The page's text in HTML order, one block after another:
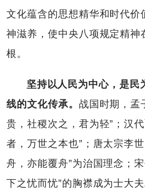
文化蕴含的思想精华和时代价
神滋养，使中央八项规定精神
根。
坚持以人民为中心，是民
线的文化传承。 战国时期，孟
贵，社稷次之，君为轻”；汉
者，万世之本也”；唐太宗李
舟，亦能覆舟”为治国理念；
下之忧而忧”的胸襟成为士大